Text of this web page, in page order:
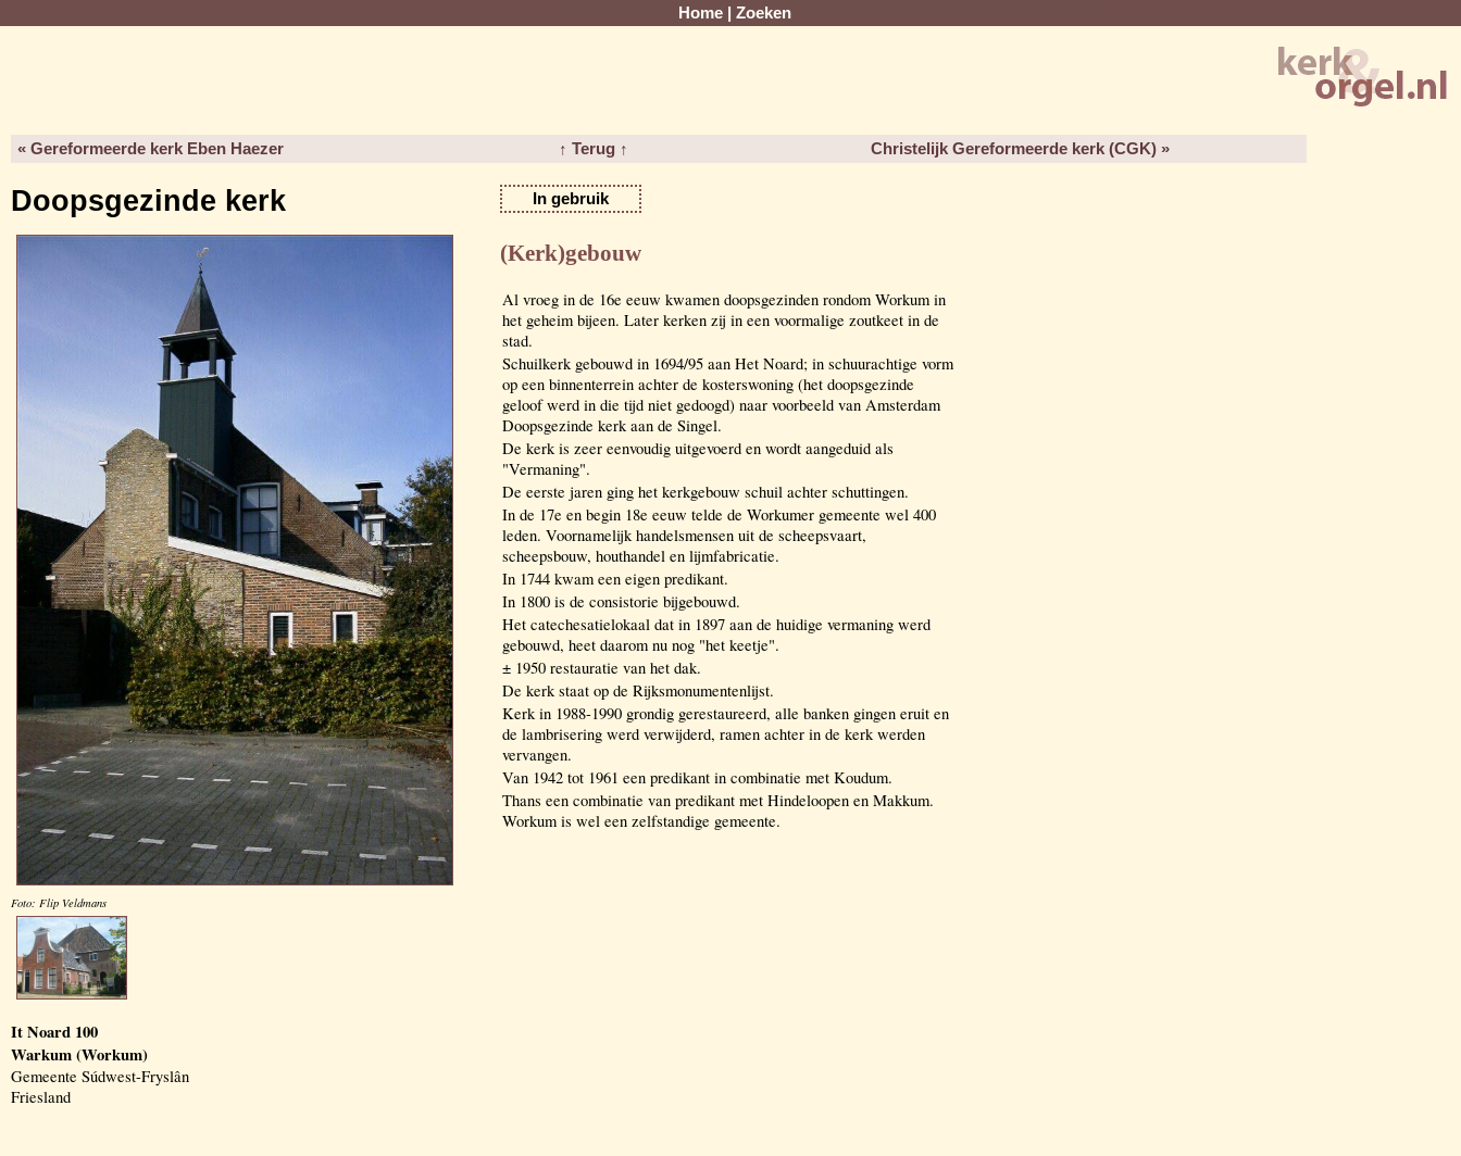
Home Zoeken
« Gereformeerde kerk Eben Haezer ↑ Terug ↑ Christelijk Gereformeerde kerk (CGK) »
Doopsgezinde kerk In gebruik
Foto: Flip Veldmans
It Noard 100
Warkum (Workum)
Gemeente Súdwest-Fryslân
Friesland
(Kerk)gebouw
Al vroeg in de 16e eeuw kwamen doopsgezinden rondom Workum in
het geheim bijeen. Later kerken zij in een voormalige zoutkeet in de
stad.
Schuilkerk gebouwd in 1694/95 aan Het Noard; in schuurachtige vorm
op een binnenterrein achter de kosterswoning (het doopsgezinde
geloof werd in die tijd niet gedoogd) naar voorbeeld van Amsterdam
Doopsgezinde kerk aan de Singel.
De kerk is zeer eenvoudig uitgevoerd en wordt aangeduid als
"Vermaning".
De eerste jaren ging het kerkgebouw schuil achter schuttingen.
In de 17e en begin 18e eeuw telde de Workumer gemeente wel 400
leden. Voornamelijk handelsmensen uit de scheepsvaart,
scheepsbouw, houthandel en lijmfabricatie.
In 1744 kwam een eigen predikant.
In 1800 is de consistorie bijgebouwd.
Het catechesatielokaal dat in 1897 aan de huidige vermaning werd
gebouwd, heet daarom nu nog "het keetje".
± 1950 restauratie van het dak.
De kerk staat op de Rijksmonumentenlijst.
Kerk in 1988-1990 grondig gerestaureerd, alle banken gingen eruit en
de lambrisering werd verwijderd, ramen achter in de kerk werden
vervangen.
Van 1942 tot 1961 een predikant in combinatie met Koudum.
Thans een combinatie van predikant met Hindeloopen en Makkum.
Workum is wel een zelfstandige gemeente.